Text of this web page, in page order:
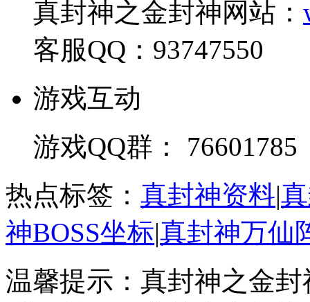
真封神之金封神网站：
客服QQ：93747550
游戏互动
游戏QQ群： 76601785
热点标签： 真封神资料|
神BOSS坐标|真封神万仙
温馨提示：真封神之金